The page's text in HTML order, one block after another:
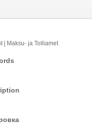
| Maksu- ja Tolliamet